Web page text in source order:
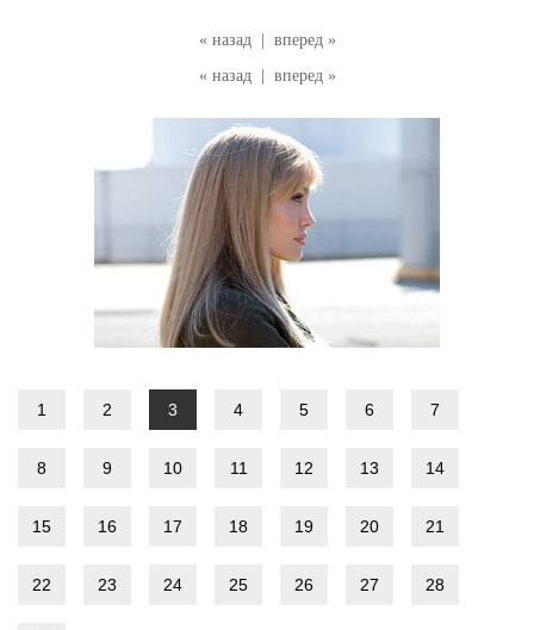
« назад
вперед »
« назад
вперед »
1 2 3 4 5 6 7
8 9 10 11 12 13 14
15 16 17 18 19 20 21
22 23 24 25 26 27 28